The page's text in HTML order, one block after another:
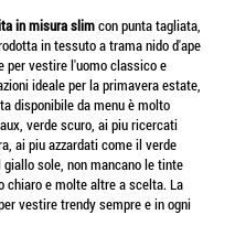
in misura slimcon punta tagliata,
in tessuto a trama nido d'ape
per vestire l'uomo classico e
ideale per la primavera estate,
disponibile da menu è molto
verde scuro, ai piu ricercati
ai piu azzardati come il verde
sole, non mancano le tinte
chiaro e molte altre a scelta. La
vestire trendy sempre e in ogni